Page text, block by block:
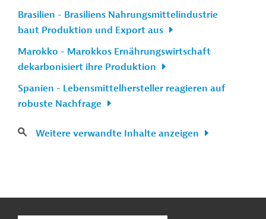
Brasilien - Brasiliens Nahrungsmittelindustrie
baut Produktion und Export aus
Marokko - Marokkos Ernährungswirtschaft
dekarbonisiert ihre Produktion
Spanien - Lebensmittelhersteller reagieren auf
robuste Nachfrage
Weitere verwandte Inhalte anzeigen